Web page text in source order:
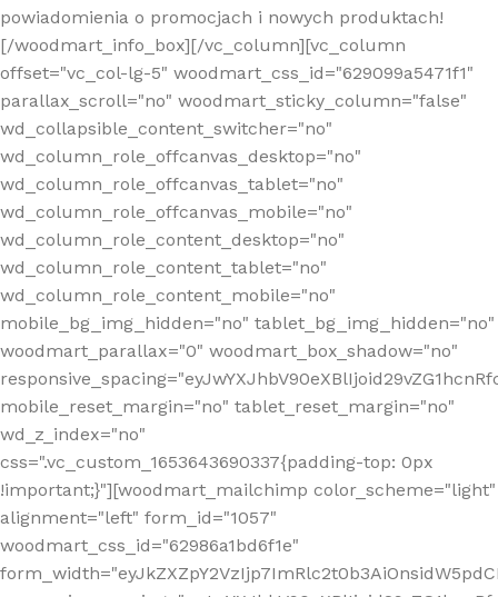
powiadomienia o promocjach i nowych produktach!
[/woodmart_info_box][/vc_column][vc_column
offset="vc_col-lg-5" woodmart_css_id="629099a5471f1"
parallax_scroll="no" woodmart_sticky_column="false"
wd_collapsible_content_switcher="no"
wd_column_role_offcanvas_desktop="no"
wd_column_role_offcanvas_tablet="no"
wd_column_role_offcanvas_mobile="no"
wd_column_role_content_desktop="no"
wd_column_role_content_tablet="no"
wd_column_role_content_mobile="no"
mobile_bg_img_hidden="no" tablet_bg_img_hidden="no"
woodmart_parallax="0" woodmart_box_shadow="no"
mobile_reset_margin="no" tablet_reset_margin="no"
wd_z_index="no"
css=".vc_custom_1653643690337{padding-top: 0px
!important;}"][woodmart_mailchimp color_scheme="light"
alignment="left" form_id="1057"
woodmart_css_id="62986a1bd6f1e"